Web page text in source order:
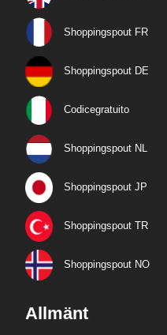
Shoppingspout FR
Shoppingspout DE
Codicegratuito
Shoppingspout NL
Shoppingspout JP
Shoppingspout TR
Shoppingspout NO
Allmänt